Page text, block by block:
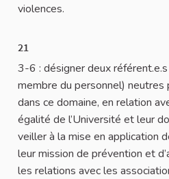
violences.
21
3-6 : désigner deux
membre du personnel) neutres
dans ce domaine, en relation
égalité de l’Université et leur
veiller à la mise en application
leur mission de prévention et
les relations avec les